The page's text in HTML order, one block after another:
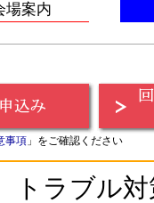
場案内
事項」をご確認ください
トラブル